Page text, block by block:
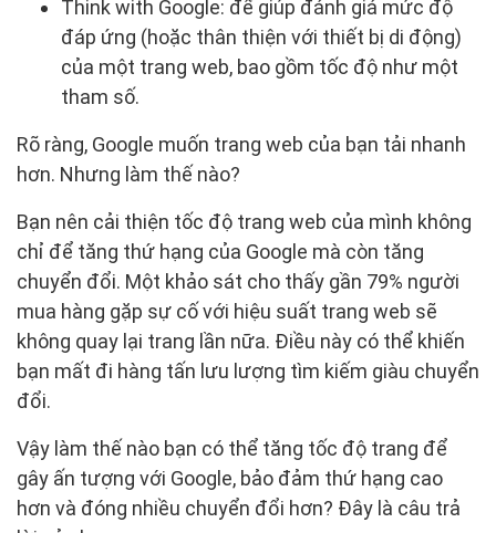
Think with Google: để giúp đánh giá mức độ
đáp ứng (hoặc thân thiện với thiết bị di động)
của một trang web, bao gồm tốc độ như một
tham số.
Rõ ràng, Google muốn trang web của bạn tải nhanh
hơn. Nhưng làm thế nào?
Bạn nên cải thiện tốc độ trang web của mình không
chỉ để tăng thứ hạng của Google mà còn tăng
chuyển đổi. Một khảo sát cho thấy gần 79% người
mua hàng gặp sự cố với hiệu suất trang web sẽ
không quay lại trang lần nữa. Điều này có thể khiến
bạn mất đi hàng tấn lưu lượng tìm kiếm giàu chuyển
đổi.
Vậy làm thế nào bạn có thể tăng tốc độ trang để
gây ấn tượng với Google, bảo đảm thứ hạng cao
hơn và đóng nhiều chuyển đổi hơn? Đây là câu trả